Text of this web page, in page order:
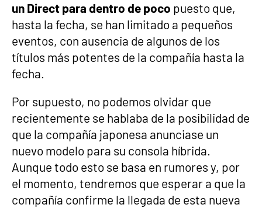
un Direct para dentro de poco puesto que,
hasta la fecha, se han limitado a pequeños
eventos, con ausencia de algunos de los
títulos más potentes de la compañía hasta la
fecha.
Por supuesto, no podemos olvidar que
recientemente se hablaba de la posibilidad de
que la compañía japonesa anunciase un
nuevo modelo para su consola híbrida.
Aunque todo esto se basa en rumores y, por
el momento, tendremos que esperar a que la
compañía confirme la llegada de esta nueva